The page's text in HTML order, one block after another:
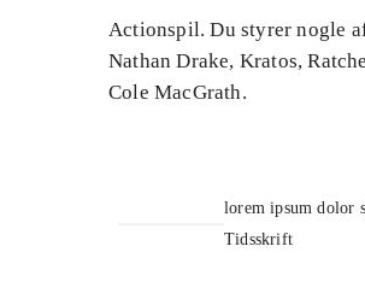
Actionspil. Du styrer nogle
Nathan Drake, Kratos,
Cole MacGrath.
lorem ipsum dolor
Tidsskrift